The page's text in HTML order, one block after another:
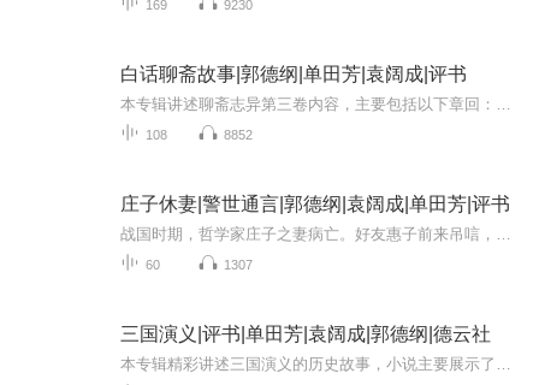
169 9230
白话聊斋故事|郭德纲|单田芳|袁阔成|评书
108 8852
庄子休妻|警世通言|郭德纲|袁阔成|单田芳|评书
60 1307
三国演义|评书|单田芳|袁阔成|郭德纲|德云社